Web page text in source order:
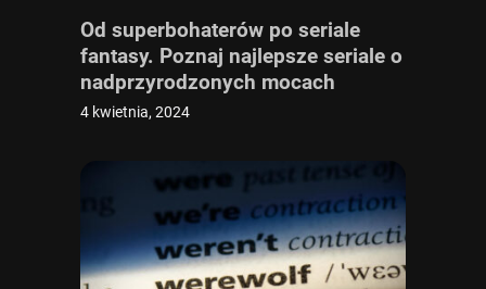
Od superbohaterów po seriale
fantasy. Poznaj najlepsze seriale o
nadprzyrodzonych mocach
4 kwietnia, 2024